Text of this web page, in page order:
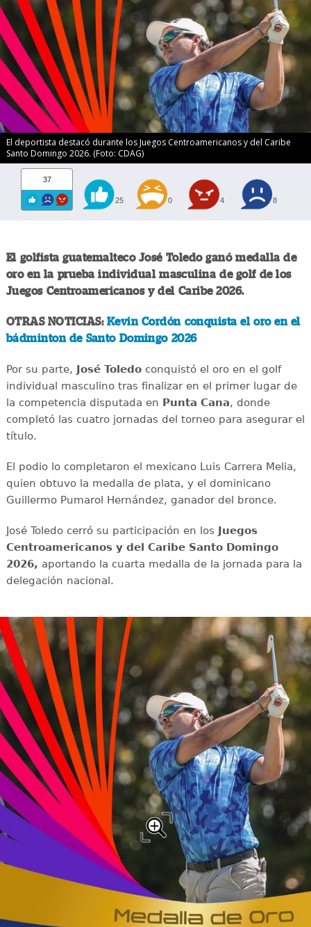
El deportista destacó durante los Juegos Centroamericanos y del Caribe
Santo Domingo 2026. (Foto: CDAG)
37
25 0 4 8
El golfista guatemalteco José Toledo ganó medalla de
oro en la prueba individual masculina de golf de los
Juegos Centroamericanos y del Caribe 2026.
OTRAS NOTICIAS: Kevin Cordón conquista el oro en el
bádminton de Santo Domingo 2026
Por su parte, José Toledoconquistó el oro en el golf
individual masculino tras finalizar en el primer lugar de
la competencia disputada en Punta Cana, donde
completó las cuatro jornadas del torneo para asegurar el
título.
El podio lo completaron el mexicano Luis Carrera Melia,
quien obtuvo la medalla de plata, y el dominicano
Guillermo Pumarol Hernández, ganador del bronce.
José Toledo cerró su participación en los Juegos
Centroamericanos y del Caribe Santo Domingo
2026, aportando la cuarta medalla de la jornada para la
delegación nacional.